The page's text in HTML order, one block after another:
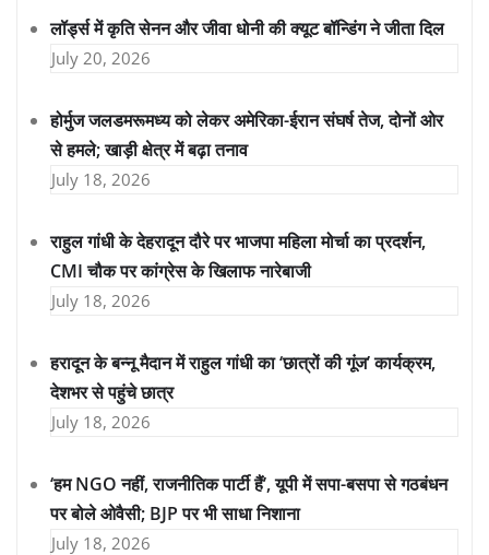
लॉर्ड्स में कृति सेनन और जीवा धोनी की क्यूट बॉन्डिंग ने जीता दिल
July 20, 2026
होर्मुज जलडमरूमध्य को लेकर अमेरिका-ईरान संघर्ष तेज, दोनों ओर
से हमले; खाड़ी क्षेत्र में बढ़ा तनाव
July 18, 2026
राहुल गांधी के देहरादून दौरे पर भाजपा महिला मोर्चा का प्रदर्शन,
CMI चौक पर कांग्रेस के खिलाफ नारेबाजी
July 18, 2026
हरादून के बन्नू मैदान में राहुल गांधी का ‘छात्रों की गूंज’ कार्यक्रम,
देशभर से पहुंचे छात्र
July 18, 2026
‘हम NGO नहीं, राजनीतिक पार्टी हैं’, यूपी में सपा-बसपा से गठबंधन
पर बोले ओवैसी; BJP पर भी साधा निशाना
July 18, 2026